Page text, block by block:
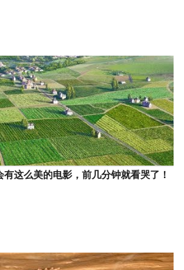
有这么美的电影，前几分钟就看哭了！